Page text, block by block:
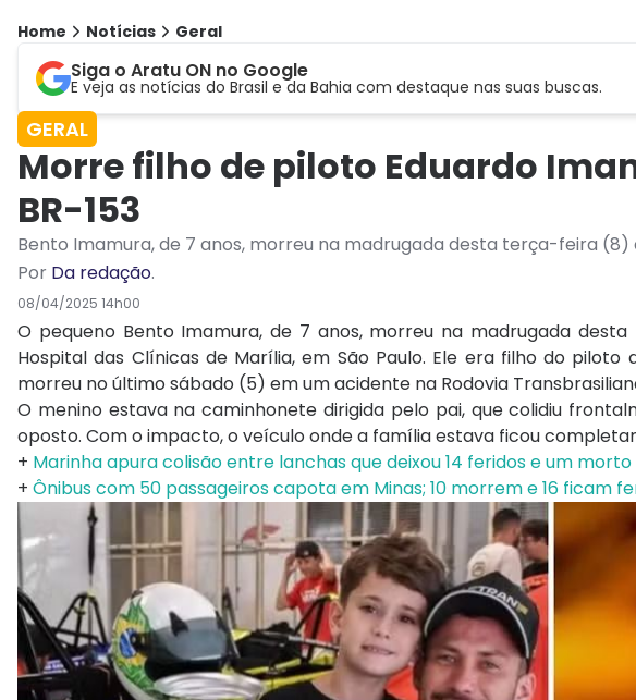
Home Notícias Geral
Siga o Aratu ON no Google
E veja as notícias do Brasil e da Bahia com destaque nas suas buscas.
GERAL
Morre filho de piloto Eduardo
BR-153
Bento Imamura, de 7 anos, morreu na madrugada desta terça-feira
Por Da redação.
08/04/2025 14h00
O pequeno Bento Imamura, de 7 anos, morreu na madrugada
Hospital das Clínicas de Marília, em São Paulo. Ele era filho do piloto
morreu no último sábado (5) em um acidente na Rodovia
O menino estava na caminhonete dirigida pelo pai, que colidiu
oposto. Com o impacto, o veículo onde a família estava ficou
+ Marinha apura colisão entre lanchas que deixou 14 feridos e um morto
+ Ônibus com 50 passageiros capota em Minas; 10 morrem e 16 ficam